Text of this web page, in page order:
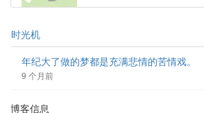
时光机
年纪大了做的梦都是充满悲情的苦情戏。
9 个月前
博客信息